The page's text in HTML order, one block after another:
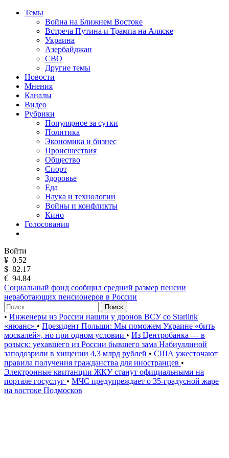
Темы
Война на Ближнем Востоке
Встреча Путина и Трампа на Аляске
Украина
Азербайджан
СВО
Другие темы
Новости
Мнения
Каналы
Видео
Рубрики
Популярное за сутки
Политика
Экономика и бизнес
Происшествия
Общество
Спорт
Здоровье
Еда
Наука и технологии
Войны и конфликты
Кино
Голосования
Войти
¥ 0.52
$ 82.17
€ 94.84
Социальный фонд сообщил средний размер пенсии
неработающих пенсионеров в России
Поиск
• Инженеры из России нашли у дронов ВСУ со Starlink
«нюанс» • Президент Польши: Мы поможем Украине «бить
москалей», но при одном условии • Из Центробанка — в
розыск: уехавшего из России бывшего зама Набиуллиной
заподозрили в хищении 4,3 млрд рублей • США ужесточают
правила получения гражданства для иностранцев •
Электронные квитанции ЖКУ станут официальными на
портале госуслуг • МЧС предупреждает о 35-градусной жаре
на востоке Подмосков